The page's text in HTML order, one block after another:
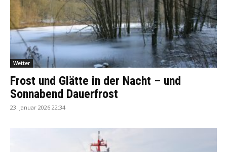
Wetter
Frost und Glätte in der Nacht – und
Sonnabend Dauerfrost
23. Januar 2026 22:34